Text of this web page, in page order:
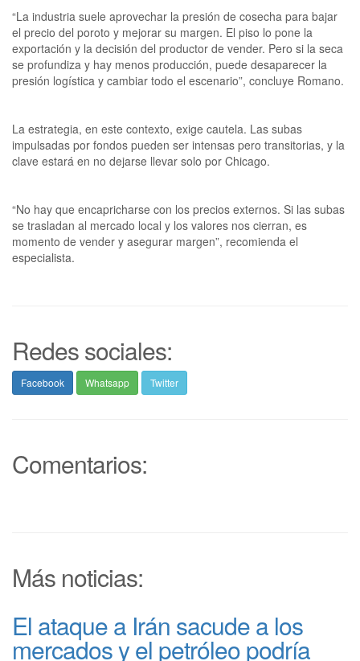
“La industria suele aprovechar la presión de cosecha para bajar
el precio del poroto y mejorar su margen. El piso lo pone la
exportación y la decisión del productor de vender. Pero si la seca
se profundiza y hay menos producción, puede desaparecer la
presión logística y cambiar todo el escenario”, concluye Romano.
La estrategia, en este contexto, exige cautela. Las subas
impulsadas por fondos pueden ser intensas pero transitorias, y la
clave estará en no dejarse llevar solo por Chicago.
“No hay que encapricharse con los precios externos. Si las subas
se trasladan al mercado local y los valores nos cierran, es
momento de vender y asegurar margen”, recomienda el
especialista.
Redes sociales:
Facebook Whatsapp Twitter
Comentarios:
Más noticias:
El ataque a Irán sacude a los
mercados y el petróleo podría